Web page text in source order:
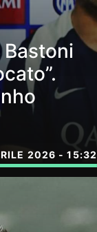
Bastoni
2026 - 15:32